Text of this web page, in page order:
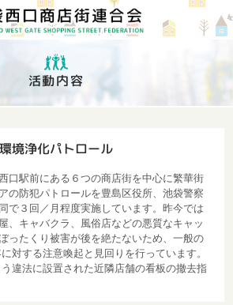
活動内容
環境浄化パトロール
口駅前にある６つの商店街を中心に繁華街
の防犯パトロールを豊島区役所、池袋警察
で３回／月程度実施しています。昨今では
、キャバクラ、風俗店などの悪質なキャッ
ったくり被害が後を絶たないため、一般の
対する注意喚起と見回りを行っています。
違法に設置された近隣店舗の看板の撤去指